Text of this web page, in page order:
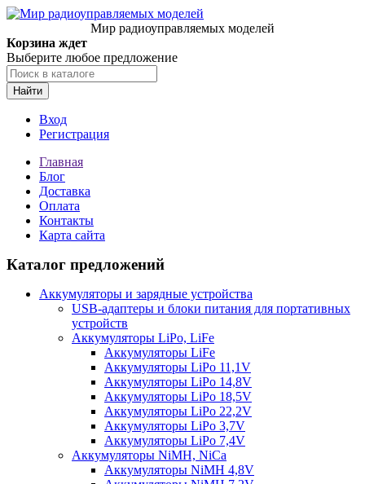
Мир радиоуправляемых моделей
Корзина ждет
Выберите любое предложение
Найти
Вход
Регистрация
Главная
Блог
Доставка
Оплата
Контакты
Карта сайта
Каталог предложений
Аккумуляторы и зарядные устройства
USB-адаптеры и блоки питания для портативных
устройств
Аккумуляторы LiPo, LiFe
Аккумуляторы LiFe
Аккумуляторы LiPo 11,1V
Аккумуляторы LiPo 14,8V
Аккумуляторы LiPo 18,5V
Аккумуляторы LiPo 22,2V
Аккумуляторы LiPo 3,7V
Аккумуляторы LiPo 7,4V
Аккумуляторы NiMH, NiCa
Аккумуляторы NiMH 4,8V